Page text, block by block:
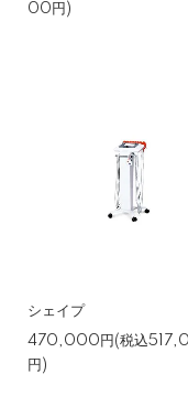
00円)
シェイプ
470,000円(税込
円)